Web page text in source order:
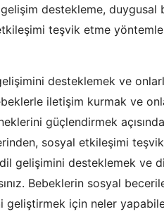
destekleme,
teşvik etme
desteklemek ve
iletişim kurmak ve
güçlendirmek
sosyal etkileşimi
gelişimini desteklemek ve
Bebeklerin sosyal
geliştirmek için neler